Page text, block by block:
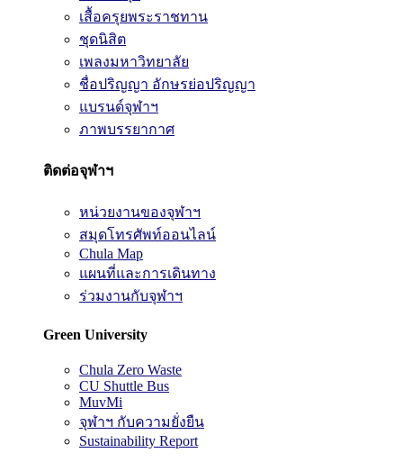
เสื้อครุยพระราชทาน
ชุดนิสิต
เพลงมหาวิทยาลัย
ชื่อปริญญา อักษรย่อปริญญา
แบรนด์จุฬาฯ
ภาพบรรยากาศ
ติดต่อจุฬาฯ
หน่วยงานของจุฬาฯ
สมุดโทรศัพท์ออนไลน์
Chula Map
แผนที่และการเดินทาง
ร่วมงานกับจุฬาฯ
Green University
Chula Zero Waste
CU Shuttle Bus
MuvMi
จุฬาฯ กับความยั่งยืน
Sustainability Report